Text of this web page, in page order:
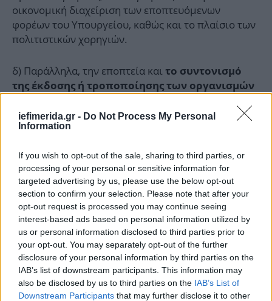
iefimerida.gr - Do Not Process My Personal
Information
If you wish to opt-out of the sale, sharing to third parties, or
processing of your personal or sensitive information for
targeted advertising by us, please use the below opt-out
section to confirm your selection. Please note that after your
opt-out request is processed you may continue seeing
interest-based ads based on personal information utilized by
us or personal information disclosed to third parties prior to
your opt-out. You may separately opt-out of the further
disclosure of your personal information by third parties on the
IAB’s list of downstream participants. This information may
also be disclosed by us to third parties on the IAB’s List of
Downstream Participants that may further disclose it to other
οικονομική διαχείριση των εποπτευόμενων
φορέων του Υπουργείου, καθώς και το πλαίσιο των
πολιτιστικών χορηγιών.
δ) Παράλληλα, την εποπτεία και το συντονισμό
της έκδοσης ή τροποποίησης των οργανισμών
Επίσης ο Υφυπουργός αναλαμβάνει, από κοινού με
την Υπουργό, τη Διεύθυνση Γραμμάτων της Γενικής
συνδρομή στη χάραξη εθνικής πολιτικής βιβλίου
και ανάγνωσης.
Τέλος, στον Υφυπουργό ανατίθεταιο συντονισμός
της εθνικής συμμετοχής στο θεσμό
«Πολιτιστική Πρωτεύουσα της Ευρώπης»και
ειδικότερα για τη διοργάνωση της Πολιτιστικής
Πρωτεύουσας της Ευρώπης «Ελευσίνα 2021».